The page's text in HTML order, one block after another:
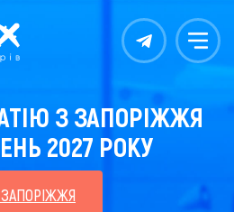
Контакты Меню
З ЗАПОРІЖЖЯ
2027 РОКУ